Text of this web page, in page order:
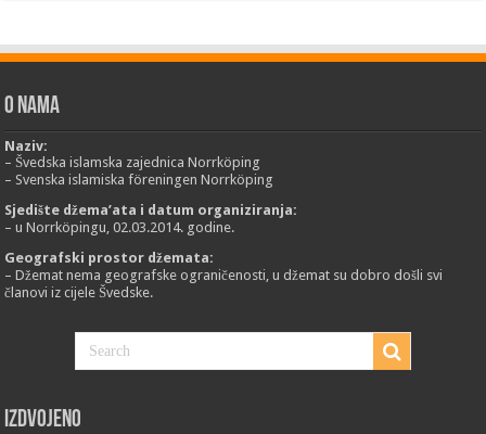
O nama
Naziv:
– Švedska islamska zajednica Norrköping
– Svenska islamiska föreningen Norrköping
Sjedište džema’ata i datum organiziranja:
– u Norrköpingu, 02.03.2014. godine.
Geografski prostor džemata:
– Džemat nema geografske ograničenosti, u džemat su dobro došli svi
članovi iz cijele Švedske.
Izdvojeno